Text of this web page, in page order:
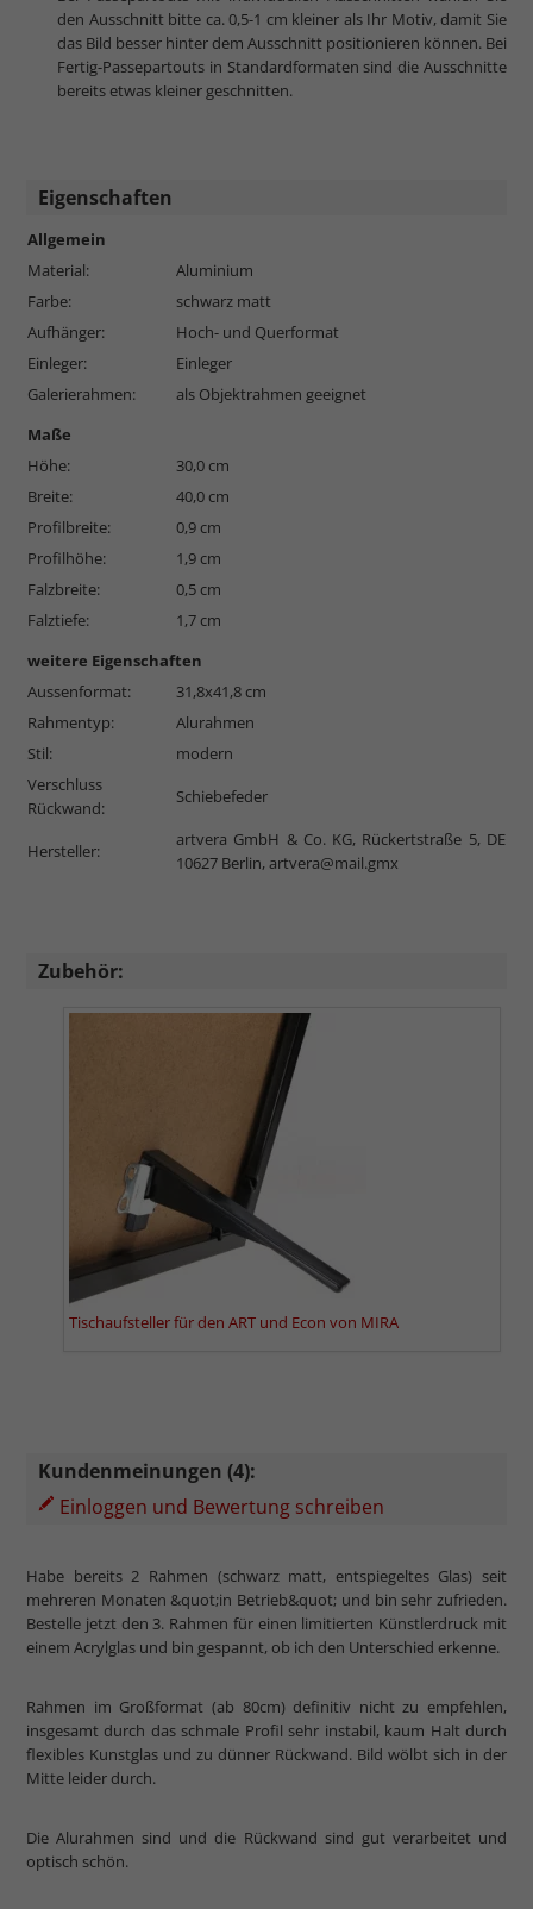
den Ausschnitt bitte ca. 0,5-1 cm kleiner als Ihr Motiv, damit Sie
das Bild besser hinter dem Ausschnitt positionieren können. Bei
Fertig-Passepartouts in Standardformaten sind die Ausschnitte
bereits etwas kleiner geschnitten.
Eigenschaften
Allgemein
Material:
Aluminium
Farbe:
schwarz matt
Aufhänger:
Hoch- und Querformat
Einleger:
Einleger
Galerierahmen:
als Objektrahmen geeignet
Maße
Höhe:
30,0 cm
Breite:
40,0 cm
Profilbreite:
0,9 cm
Profilhöhe:
1,9 cm
Falzbreite:
0,5 cm
Falztiefe:
1,7 cm
weitere Eigenschaften
Aussenformat:
31,8x41,8 cm
Rahmentyp:
Alurahmen
Stil:
modern
Verschluss
Rückwand:
Schiebefeder
Hersteller:
artvera GmbH & Co. KG, Rückertstraße 5, DE
10627 Berlin,artvera@mail.gmx
Zubehör:
Tischaufsteller für den ART und Econ von MIRA
Kundenmeinungen (4):
Einloggen und Bewertung schreiben
Habe bereits 2 Rahmen (schwarz matt, entspiegeltes Glas) seit
mehreren Monaten &quot;in Betrieb&quot; und bin sehr zufrieden.
Bestelle jetzt den 3. Rahmen für einen limitierten Künstlerdruck mit
einem Acrylglas und bin gespannt, ob ich den Unterschied erkenne.
Rahmen im Großformat (ab 80cm) definitiv nicht zu empfehlen,
insgesamt durch das schmale Profil sehr instabil, kaum Halt durch
flexibles Kunstglas und zu dünner Rückwand. Bild wölbt sich in der
Mitte leider durch.
Die Alurahmen sind und die Rückwand sind gut verarbeitet und
optisch schön.